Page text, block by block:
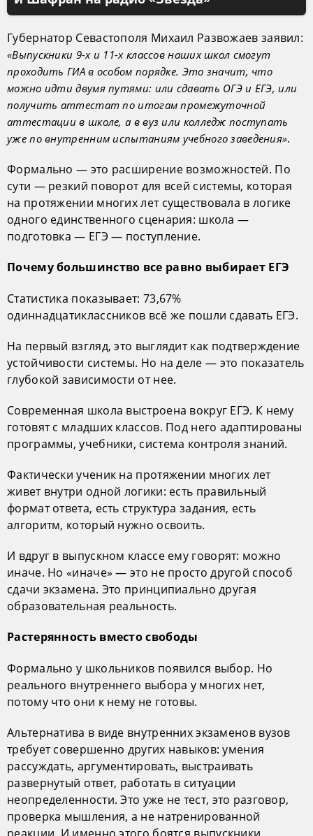
Губернатор Севастополя Михаил Развожаев заявил:
«Выпускники 9-х и 11-х классов наших школ смогут
проходить ГИА в особом порядке. Это значит, что
можно идти двумя путями: или сдавать ОГЭ и ЕГЭ, или
получить аттестат по итогам промежуточной
аттестации в школе, а в вуз или колледж поступать
уже по внутренним испытаниям учебного заведения».
Формально — это расширение возможностей. По
сути — резкий поворот для всей системы, которая
на протяжении многих лет существовала в логике
одного единственного сценария: школа —
подготовка — ЕГЭ — поступление.
Почему большинство все равно выбирает ЕГЭ
Статистика показывает: 73,67%
одиннадцатиклассников всё же пошли сдавать ЕГЭ.
На первый взгляд, это выглядит как подтверждение
устойчивости системы. Но на деле — это показатель
глубокой зависимости от нее.
Современная школа выстроена вокруг ЕГЭ. К нему
готовят с младших классов. Под него адаптированы
программы, учебники, система контроля знаний.
Фактически ученик на протяжении многих лет
живет внутри одной логики: есть правильный
формат ответа, есть структура задания, есть
алгоритм, который нужно освоить.
И вдруг в выпускном классе ему говорят: можно
иначе. Но «иначе» — это не просто другой способ
сдачи экзамена. Это принципиально другая
образовательная реальность.
Растерянность вместо свободы
Формально у школьников появился выбор. Но
реального внутреннего выбора у многих нет,
потому что они к нему не готовы.
Альтернатива в виде внутренних экзаменов вузов
требует совершенно других навыков: умения
рассуждать, аргументировать, выстраивать
развернутый ответ, работать в ситуации
неопределенности. Это уже не тест, это разговор,
проверка мышления, а не натренированной
реакции. И именно этого боятся выпускники.